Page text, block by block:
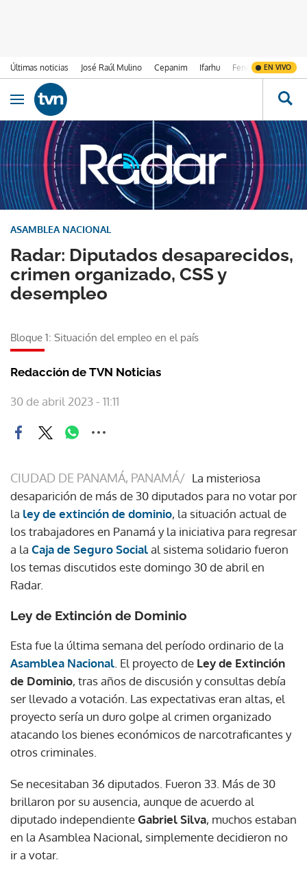
Últimas noticias José Raúl Mulino Cepanim Ifarhu Fenómeno de El
EN VIVO
Ir al contenido
Obrir navegació
Radar: Diputados desaparecidos,
crimen organizado, CSS y
desempleo
ASAMBLEA NACIONAL
Bloque 1: Situación del empleo en el país
Redacción de TVN Noticias
30 de abril 2023 - 11:11
CIUDAD DE PANAMÁ, PANAMÁ/ La misteriosa
desaparición de más de 30 diputados para no votar por
la ley de extinción de dominio, la situación actual de
los trabajadores en Panamá y la iniciativa para regresar
a la Caja de Seguro Socialal sistema solidario fueron
los temas discutidos este domingo 30 de abril en
Radar.
Ley de Extinción de Dominio
Esta fue la última semana del período ordinario de la
Asamblea Nacional . El proyecto de Ley de Extinción
de Dominio, tras años de discusión y consultas debía
ser llevado a votación. Las expectativas eran altas, el
proyecto sería un duro golpe al crimen organizado
atacando los bienes económicos de narcotraficantes y
otros criminales.
Se necesitaban 36 diputados. Fueron 33. Más de 30
brillaron por su ausencia, aunque de acuerdo al
diputado independienteGabriel Silva, muchos estaban
en la Asamblea Nacional, simplemente decidieron no
ir a votar.